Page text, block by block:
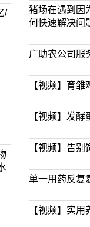
/
猪场在遇到因
何快速解决问
广助农公司服
【视频】育
【视频】发
【视频】告
单一用药反复
【视频】实